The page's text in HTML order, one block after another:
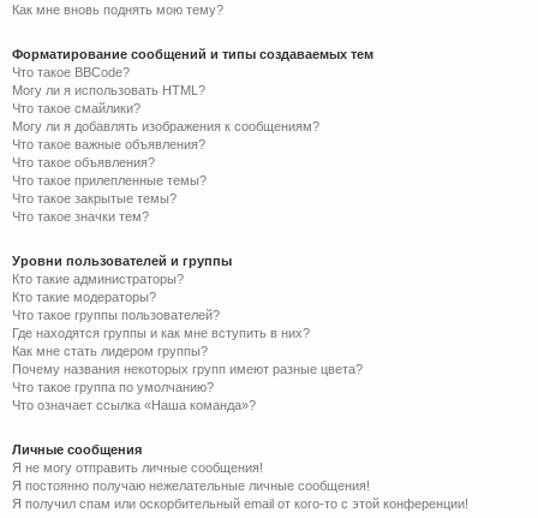
Как мне вновь поднять мою тему?
Форматирование сообщений и типы создаваемых тем
Что такое BBCode?
Могу ли я использовать HTML?
Что такое смайлики?
Могу ли я добавлять изображения к сообщениям?
Что такое важные объявления?
Что такое объявления?
Что такое прилепленные темы?
Что такое закрытые темы?
Что такое значки тем?
Уровни пользователей и группы
Кто такие администраторы?
Кто такие модераторы?
Что такое группы пользователей?
Где находятся группы и как мне вступить в них?
Как мне стать лидером группы?
Почему названия некоторых групп имеют разные цвета?
Что такое группа по умолчанию?
Что означает ссылка «Наша команда»?
Личные сообщения
Я не могу отправить личные сообщения!
Я постоянно получаю нежелательные личные сообщения!
Я получил спам или оскорбительный email от кого-то с этой конференции!